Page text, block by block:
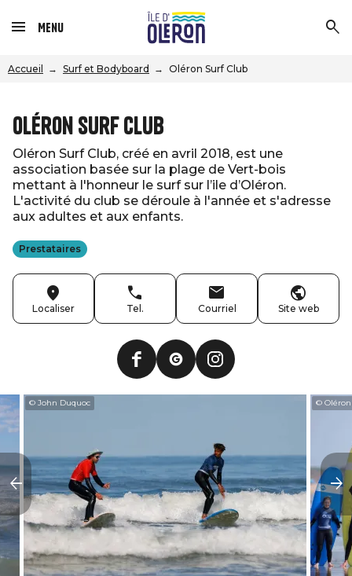
Menu
Accueil Surf et Bodyboard Oléron Surf Club
Oléron Surf Club
Oléron Surf Club, créé en avril 2018, est une
association basée sur la plage de Vert-bois
mettant à l'honneur le surf sur l’ile d’Oléron.
L'activité du club se déroule à l'année et s'adresse
aux adultes et aux enfants.
Prestataires
Localiser Tel. Courriel Site web
© John Duquoc ©